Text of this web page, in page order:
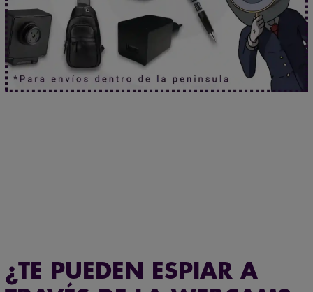
¿TE PUEDEN ESPIAR A
Tamaño mini. Prestaciones de gigante.
Haz clic aquí.
Que no se te escape nada.
Haz clic aquí.